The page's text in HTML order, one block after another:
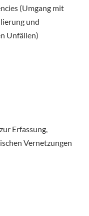
(Umgang mit
und
Unfällen)
Erfassung,
Vernetzungen